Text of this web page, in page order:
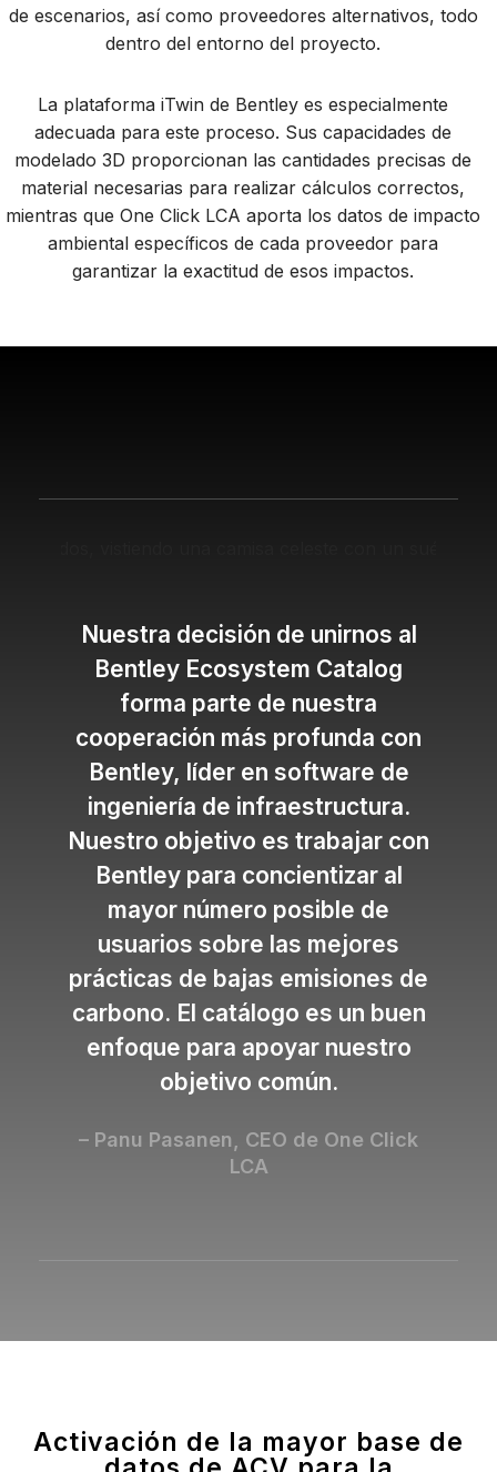
de escenarios, así como proveedores alternativos, todo
dentro del entorno del proyecto.
La plataforma iTwin de Bentley es especialmente
adecuada para este proceso. Sus capacidades de
modelado 3D proporcionan las cantidades precisas de
material necesarias para realizar cálculos correctos,
mientras que One Click LCA aporta los datos de impacto
ambiental específicos de cada proveedor para
garantizar la exactitud de esos impactos.
Nuestra decisión de unirnos al
Bentley Ecosystem Catalog
forma parte de nuestra
cooperación más profunda con
Bentley, líder en software de
ingeniería de infraestructura.
Nuestro objetivo es trabajar con
Bentley para concientizar al
mayor número posible de
usuarios sobre las mejores
prácticas de bajas emisiones de
carbono. El catálogo es un buen
enfoque para apoyar nuestro
objetivo común.
– Panu Pasanen, CEO de One Click
LCA
Activación de la mayor base de